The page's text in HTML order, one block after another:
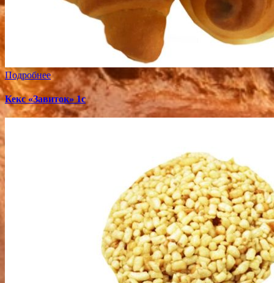
Подробнее
Кекс «Завиток» 1с